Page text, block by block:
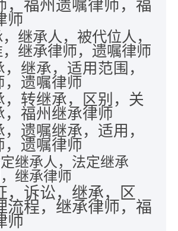
，福州遗嘱律师，福
师
继承人，被代位人，
继承律师，遗嘱律师
继承，适用范围，
，遗嘱律师
，转继承，区别，关
，福州继承律师
遗嘱继承，适用，
，遗嘱律师
继承人，法定继承
继承律师
，诉讼，继承，区
流程，继承律师，福
师